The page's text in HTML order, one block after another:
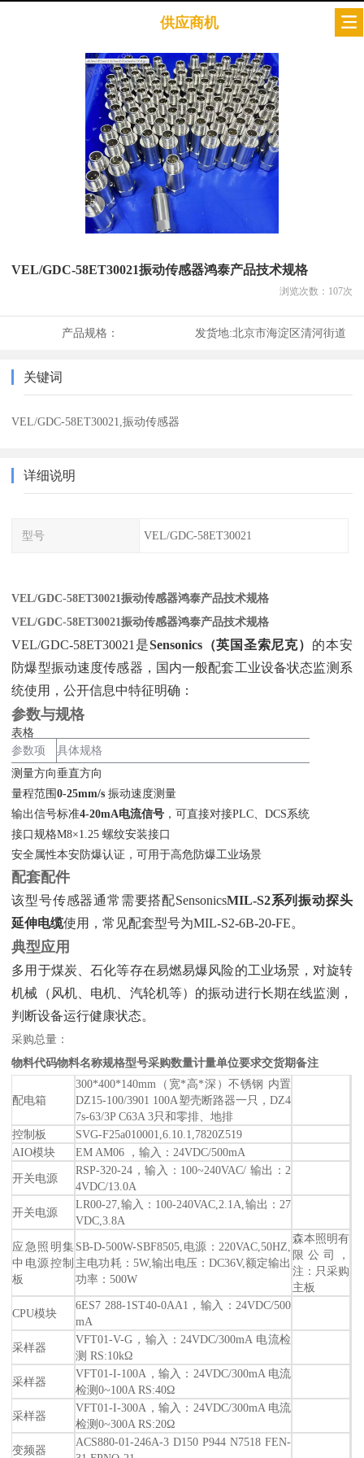
供应商机
VEL/GDC-58ET30021振动传感器鸿泰产品技术规格
浏览次数： 107次
产品规格： 发货地:北京市海淀区清河街道
关键词
VEL/GDC-58ET30021,振动传感器
详细说明
型号 VEL/GDC-58ET30021
VEL/GDC-58ET30021振动传感器鸿泰产品技术规格
VEL/GDC-58ET30021振动传感器鸿泰产品技术规格
VEL/GDC-58ET30021是‌Sensonics（英国圣索尼克） ‌的本安
防爆型振动速度传感器，国内一般配套工业设备状态监测系
统使用，公开信息中特征明确：
参数与规格
表格
参数项
具体规格
测量方向垂直方向
量程范围0-25mm/s ‌ 振动速度测量
输出信号标准‌4-20mA电流信号 ‌，可直接对接PLC、DCS系统
接口规格M8×1.25 螺纹安装接口
安全属性本安防爆认证，可用于高危防爆工业场景
配套配件
该型号传感器通常需要搭配Sensonics‌MIL-S2系列振动探头
延伸电缆‌使用，常见配套型号为MIL-S2-6B-20-FE。
典型应用
多用于煤炭、石化等存在易燃易爆风险的工业场景，对旋转
机械（风机、电机、汽轮机等）的振动进行长期在线监测，
判断设备运行健康状态。
采购总量：
物料代码物料名称规格型号采购数量计量单位要求交货期备注
配电箱
300*400*140mm（宽*高*深）不锈钢 内置
DZ15-100/3901 100A塑壳断路器一只，DZ4
7s-63/3P C63A 3只和零排、地排
控制板
SVG-F25a010001,6.10.1,7820Z519
AIO模块
EM AM06 ，输入：24VDC/500mA
开关电源
RSP-320-24，输入：100~240VAC/ 输出：2
4VDC/13.0A
开关电源
LR00-27,输入：100-240VAC,2.1A,输出：27
VDC,3.8A
应急照明集
中电源控制
板
SB-D-500W-SBF8505,电源：220VAC,50HZ,
主电功耗：5W,输出电压：DC36V,额定输出
功率：500W
森本照明有
限公司，
注：只采购
主板
CPU模块
6ES7 288-1ST40-0AA1，输入：24VDC/500
mA
采样器
VFT01-V-G，输入：24VDC/300mA 电流检
测 RS:10kΩ
采样器
VFT01-I-100A，输入：24VDC/300mA 电流
检测0~100A RS:40Ω
采样器
VFT01-I-300A，输入：24VDC/300mA 电流
检测0~300A RS:20Ω
变频器
ACS880-01-246A-3 D150 P944 N7518 FEN-